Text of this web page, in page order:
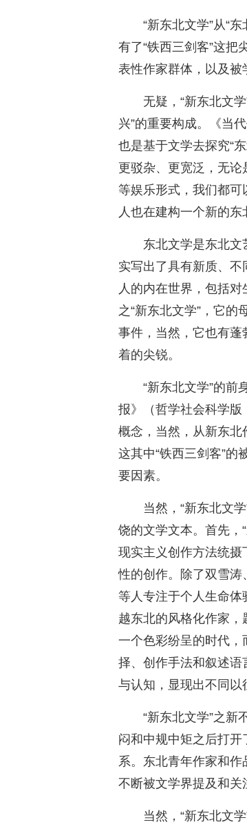
“新东北文学”从“
有了“铁西三剑客”这把
表性作家群体，以及被
无疑，“新东北文
兴”的重要构成。《当
也是基于文学去探究“
更驳杂、更宽泛，无
等娱乐形式，我们都
人也在建构一个新的东
东北文学是东北文
实写出了具有新质、
人的内在世界，包括
之“新东北文学”，它的
事件，当然，它也有
着的尖锐。
“新东北文学”的前
报》（哲学社会科学版
概念，当然，从新东北
这其中“铁西三剑客”的
要因素。
当然，“新东北文
饶的文学文本。首先，
现实主义创作方法统
性的创作。除了双雪涛
等人专注于个人生命体
越东北的风格化作家
一个色彩纷呈的时代，
择、创作手法和叙述
与认知，显现出不同以
“新东北文学”之新
闷和中规中矩之后打
系。东北青年作家和
不断被文学界提及和关
当然，“新东北文